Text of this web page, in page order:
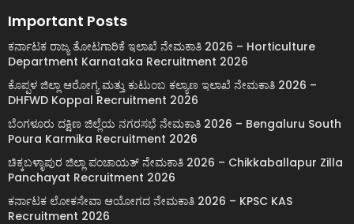
Important Posts
ಕರ್ನಾಟಕ ರಾಜ್ಯ ತೋಟಗಾರಿಕೆ ಇಲಾಖೆ ನೇಮಕಾತಿ 2026 – Horticulture
Department Karnataka Recruitment 2026
ಕೊಪ್ಪಳ ಜಿಲ್ಲಾ ಆರೋಗ್ಯ ಮತ್ತು ಕುಟುಂಬ ಕಲ್ಯಾಣ ಇಲಾಖೆ ನೇಮಕಾತಿ 2026 –
DHFWD Koppal Recruitment 2026
ಬೆಂಗಳೂರು ದಕ್ಷಿಣ ಜಿಲ್ಲೆಯ ನಗರಸಭೆ ನೇಮಕಾತಿ 2026 – Bengaluru South
Poura Karmika Recruitment 2026
ಚಿಕ್ಕಬಳ್ಳಾಪುರ ಜಿಲ್ಲಾ ಪಂಚಾಯತ್ ನೇಮಕಾತಿ 2026 – Chikkaballapur Zilla
Panchayat Recruitment 2026
ಕರ್ನಾಟಕ ಲೋಕಸೇವಾ ಆಯೋಗದ ನೇಮಕಾತಿ 2026 – KPSC KAS
Recruitment 2026